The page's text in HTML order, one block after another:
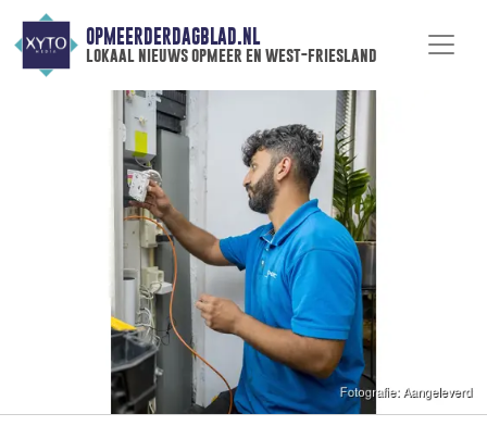
OPMEERDERDAGBLAD.NL
lokaal nieuws opmeer en west-friesland